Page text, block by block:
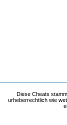
Diese Cheats
urheberrechtlich wie